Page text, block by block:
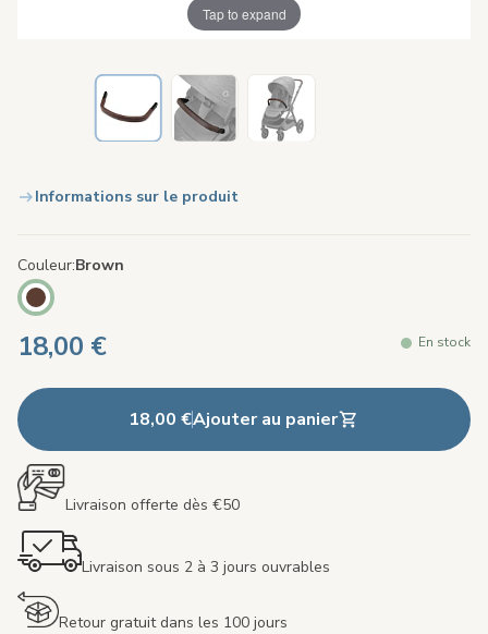
Tap to expand
Informations sur le produit
Couleur Brown
18,00 € En stock
18,00 €Ajouter au panier
Livraison offerte dès €50
Livraison sous 2 à 3 jours ouvrables
Retour gratuit dans les 100 jours